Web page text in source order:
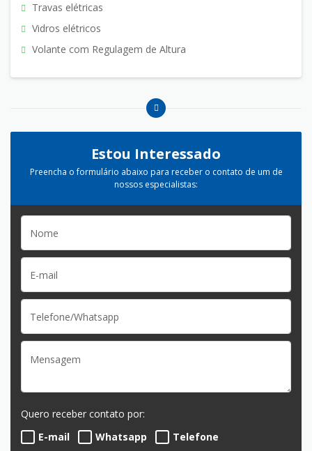
Travas elétricas
Vidros elétricos
Volante com Regulagem de Altura
Estou Interessado
Preencha o formulário abaixo para receber o contato de um de
nossos especialistas:
Quero receber contato por:
E-mail
Whatsapp Telefone